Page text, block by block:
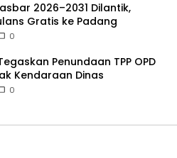
2026–2031 Dilantik,
Gratis ke Padang
0
Penundaan TPP OPD
Kendaraan Dinas
0